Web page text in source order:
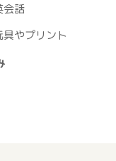
会話
やプリント